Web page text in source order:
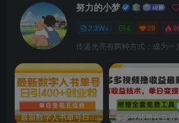
努力的小梦
2.3W+ 4 29
传递光亮有两种方式：成为一
最新数字人书单号日400+创业粉，单日变现五位数，市面卖5980附软件和详…